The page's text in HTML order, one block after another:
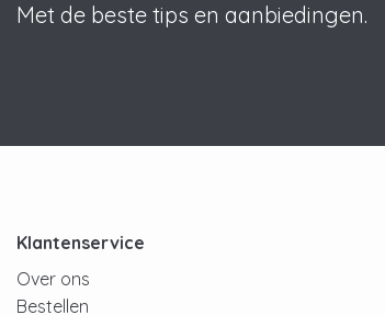
Met de beste tips en aanbiedingen.
Klantenservice
Over ons
Bestellen